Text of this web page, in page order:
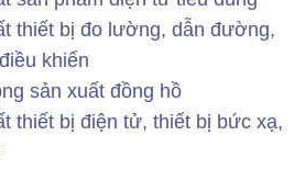
thiết bị đo lường, dẫn đường,
khiển
sản xuất đồng hồ
thiết bị điện tử, thiết bị bức xạ,